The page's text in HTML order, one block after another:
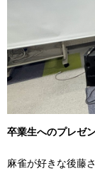
卒業生へのプレゼ
麻雀が好きな後藤